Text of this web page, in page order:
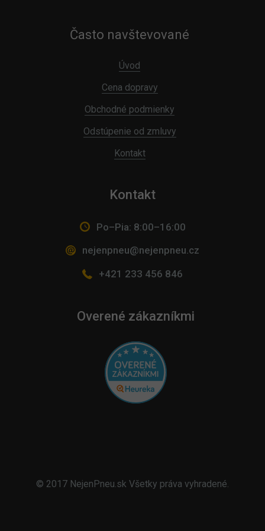
Často navštevované
Úvod
Cena dopravy
Obchodné podmienky
Odstúpenie od zmluvy
Kontakt
Kontakt
Po–Pia: 8:00–16:00
nejenpneu@nejenpneu.cz
+421 233 456 846
Overené zákazníkmi
© 2017 NejenPneu.sk Všetky práva vyhradené.